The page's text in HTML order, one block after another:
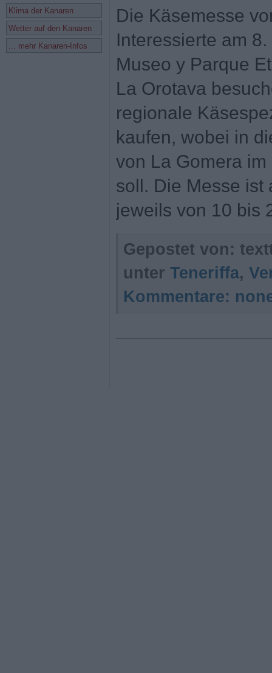
Klima der Kanaren
Wetter auf den Kanaren
... mehr Kanaren-Infos
Die Käsemesse
Interessierte am
Museo y Parque
La Orotava
regionale
kaufen, wobei in
von La Gomera
soll. Die Messe ist
jeweils von 10 bis
Gepostet von:
unter Teneriffa,
Kommentare: